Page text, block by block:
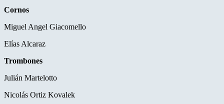
Cornos
Miguel Angel Giacomello
Elías Alcaraz
Trombones
Julián Martelotto
Nicolás Ortiz Kovalek